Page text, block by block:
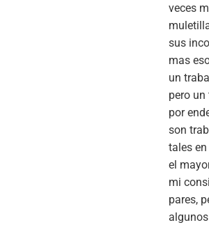
veces
sus
mas
un
pero
por
son
tales
el
mi
pares,